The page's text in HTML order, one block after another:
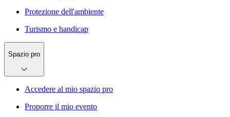
Protezione dell'ambiente
Turismo e handicap
Spazio pro
Accedere al mio spazio pro
Proporre il mio evento